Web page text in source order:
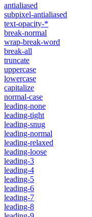
antialiased
subpixel-antialiased
text-opacity-*
break-normal
wrap-break-word
break-all
truncate
uppercase
lowercase
capitalize
normal-case
leading-none
leading-tight
leading-snug
leading-normal
leading-relaxed
leading-loose
leading-3
leading-4
leading-5
leading-6
leading-7
leading-8